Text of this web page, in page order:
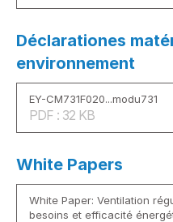
Déclarationes
environnement
EY-CM731F020...modu731
PDF : 32 KB
White Papers
White Paper: Ventilation
besoins et efficacité